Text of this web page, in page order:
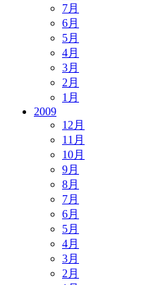
7月
6月
5月
4月
3月
2月
1月
2009
12月
11月
10月
9月
8月
7月
6月
5月
4月
3月
2月